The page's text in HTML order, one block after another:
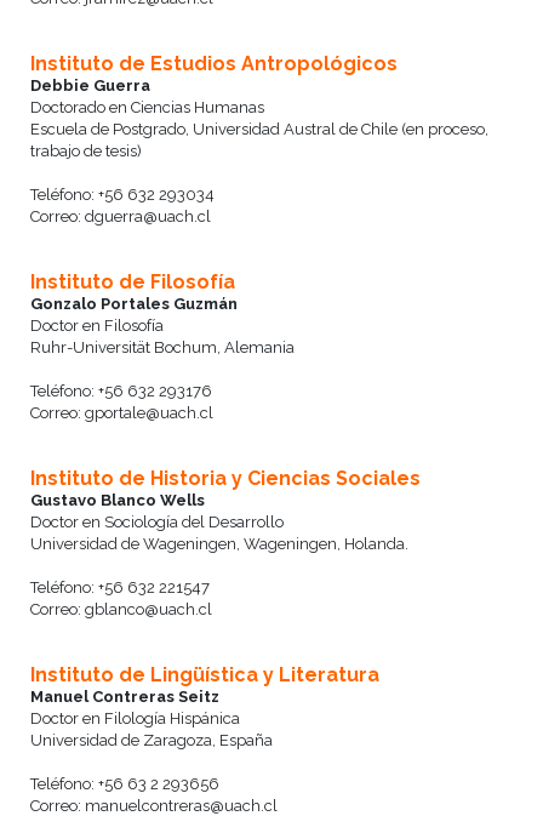
Instituto de Estudios Antropológicos
Debbie Guerra
Doctorado en Ciencias Humanas
Escuela de Postgrado, Universidad Austral de Chile (en proceso,
trabajo de tesis)
Teléfono: +56 632 293034
Correo: dguerra@uach.cl
Instituto de Filosofía
Gonzalo Portales Guzmán
Doctor en Filosofía
Ruhr-Universität Bochum, Alemania
Teléfono: +56 632 293176
Correo: gportale@uach.cl
Instituto de Historia y Ciencias Sociales
Gustavo Blanco Wells
Doctor en Sociología del Desarrollo
Universidad de Wageningen, Wageningen, Holanda.
Teléfono: +56 632 221547
Correo: gblanco@uach.cl
Instituto de Lingüística y Literatura
Manuel Contreras Seitz
Doctor en Filología Hispánica
Universidad de Zaragoza, España
Teléfono: +56 63 2 293656
Correo: manuelcontreras@uach.cl